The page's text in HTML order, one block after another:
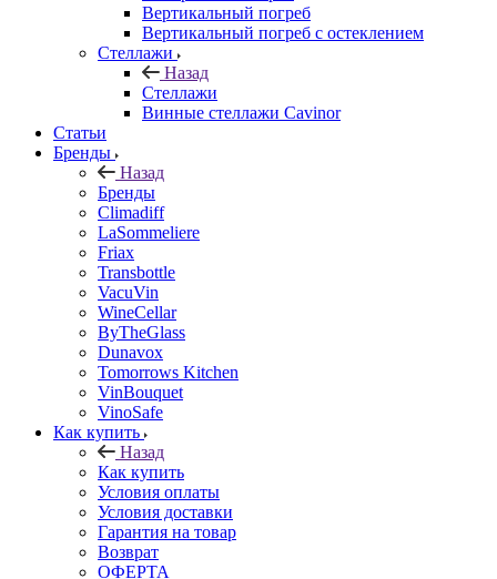
Вертикальный погреб
Вертикальный погреб с остеклением
Стеллажи
Назад
Стеллажи
Винные стеллажи Cavinor
Статьи
Бренды
Назад
Бренды
Climadiff
LaSommeliere
Friax
Transbottle
VacuVin
WineCellar
ByTheGlass
Dunavox
Tomorrows Kitchen
VinBouquet
VinoSafe
Как купить
Назад
Как купить
Условия оплаты
Условия доставки
Гарантия на товар
Возврат
ОФЕРТА